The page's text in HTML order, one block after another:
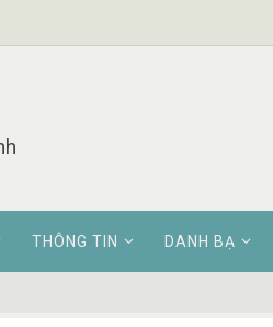
THÔNG TIN DANH BẠ